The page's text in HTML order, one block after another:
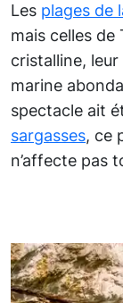
Les plages de
mais celles de
cristalline,
marine
spectacle ait
sargasses, ce
n’affecte pas